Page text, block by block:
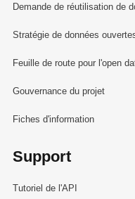
Demande de réutilisation de
Stratégie de données
Feuille de route pour l'open
Gouvernance du projet
Fiches d'information
Support
Tutoriel de l'API